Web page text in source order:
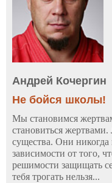
Андрей Кочергин
Не бойся школы!
Мы становимся
становиться
существа. Они никогда
зависимости от того,
решимости защищать
тебя трогать нельзя...